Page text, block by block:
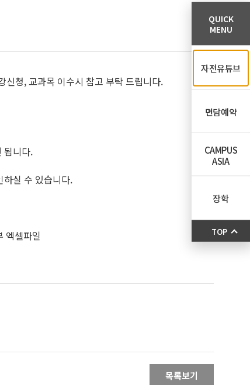
청, 교과목 이수시 참고 부탁 드립니다.
됩니다.
실 수 있습니다.
엑셀파일
목록보기
QUICK
MENU
자전유튜브
면담예약
CAMPUS
ASIA
장학
TOP